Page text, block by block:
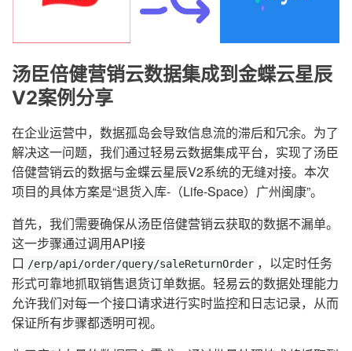
汤臣倍健营销云数据集成到金蝶云星辰
V2案例分享
在企业运营中，数据孤岛会导致信息流的滞后和冗余。为了
解决这一问题，我们通过轻易云数据集成平台，实现了汤臣
倍健营销云的数据与金蝶云星辰V2系统的无缝对接。本次
项目的具体方案是“退货入库-（Life-Space）广州闽康”。
首先，我们需要确保从汤臣倍健营销云获取的数据不漏单。
这一步骤通过调用API接
口 /erp/api/order/query/saleReturnOrder ，以定时任务
形式可靠地抓取销售退货订单数据。轻易云的数据处理能力
允许我们对每一个接口请求进行实时监控和日志记录，从而
保证所有步骤都透明可视。